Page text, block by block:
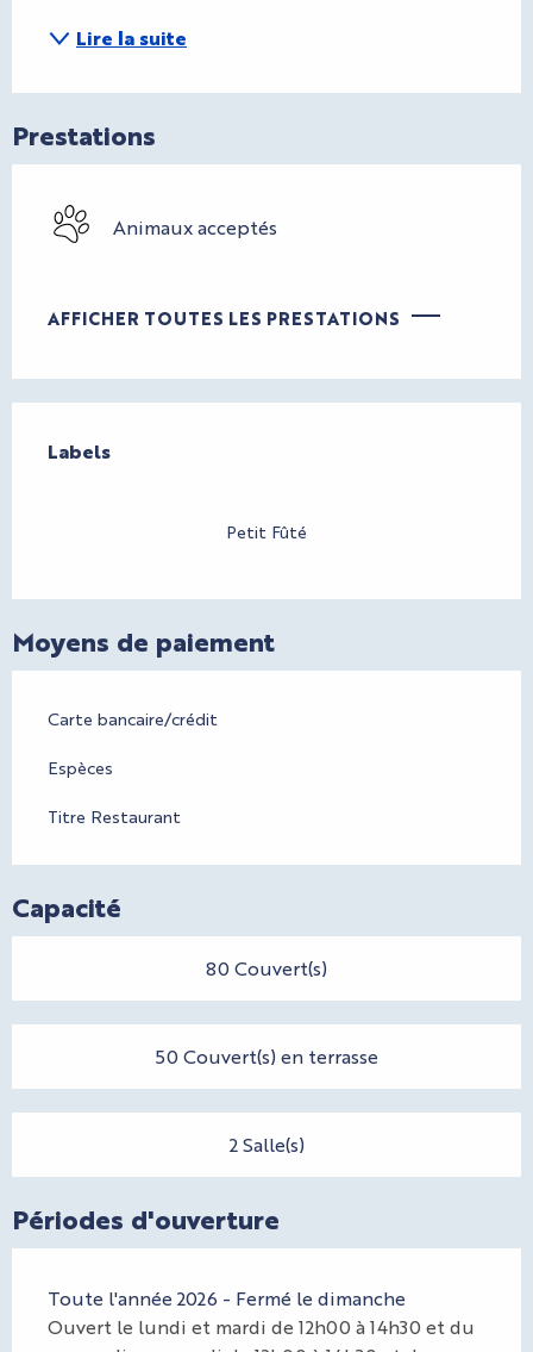
Lire la suite
Prestations
Animaux acceptés
AFFICHER TOUTES LES PRESTATIONS
Labels
Labels
Petit Fûté
Moyens de paiement
Carte bancaire/crédit
Espèces
Titre Restaurant
Capacité
80 Couvert(s)
50 Couvert(s) en terrasse
2 Salle(s)
Périodes d'ouverture
Toute l'année 2026 - Fermé le dimanche
Ouvert le lundi et mardi de 12h00 à 14h30 et du